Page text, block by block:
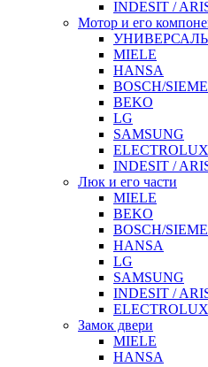
INDESIT /
Мотор и его
MIELE
HANSA
BOSCH/
BEKO
LG
SAMSUNG
INDESIT /
Люк и его части
MIELE
BEKO
BOSCH/
HANSA
LG
SAMSUNG
INDESIT /
Замок двери
MIELE
HANSA